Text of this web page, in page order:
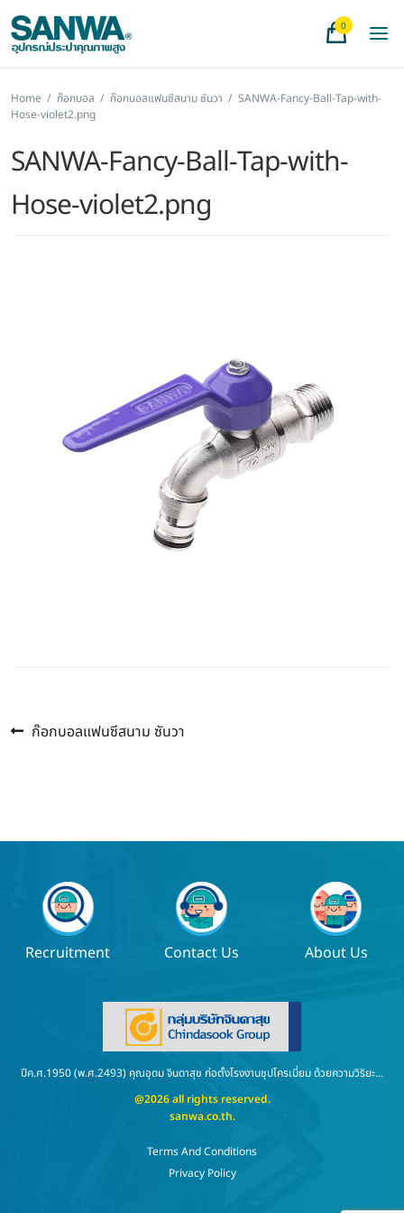
0
Home / ก๊อกบอล / ก๊อกบอลแฟนซีสนาม ซันวา / SANWA-Fancy-Ball-Tap-with-
Hose-violet2.png
SANWA-Fancy-Ball-Tap-with-
Hose-violet2.png
แนะแนว
Previous
ก๊อกบอลแฟนซีสนาม ซันวา
Recruitment Contact Us About Us
ปีค.ศ.1950 (พ.ศ.2493) คุณอุดม จินดาสุข ก่อตั้งโรงงานชุปโครเมี่ยม ด้วยความวิริยะ...
@2026 all rights reserved.
sanwa.co.th.
Terms And Conditions
Privacy Policy